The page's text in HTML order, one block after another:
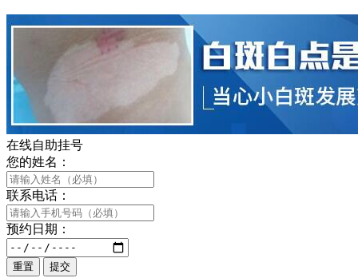
在线自助挂号
您的姓名：
联系电话：
预约日期：